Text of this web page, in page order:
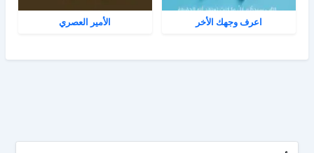
اعرف وجهك الأخر الأمير العصري